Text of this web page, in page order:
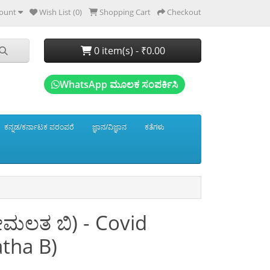
Wish List (0) Shopping Cart Checkout
0 item(s) - ₹0.00
WhatsApp ಮೂಲಕ ಸಂಪರ್ಕಿಸಿ
ಕನ್ನಡ/ಕರ್ನಾಟಕ ಪರಂಪರೆ ಜ್ಞಾನ/ವಿಜ್ಞಾನ ಕತೆಗಳು
ಬಿ) - Covid
B)